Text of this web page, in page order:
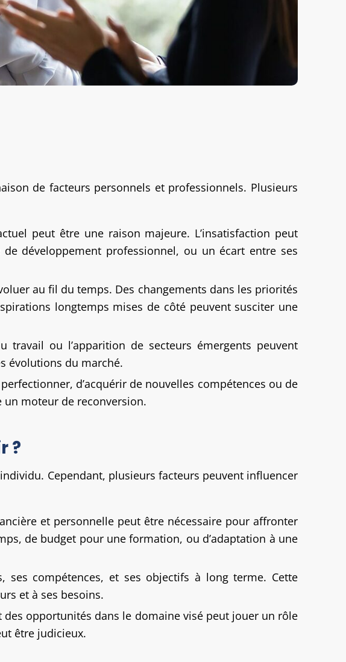
de facteurs personnels et professionnels. Plusieurs
peut être une raison majeure. L’insatisfaction peut
développement professionnel, ou un écart entre ses
au fil du temps. Des changements dans les priorités
longtemps mises de côté peuvent susciter une
ou l’apparition de secteurs émergents peuvent
évolutions du marché.
d’acquérir de nouvelles compétences ou de
moteur de reconversion.
?
Cependant, plusieurs facteurs peuvent influencer
et personnelle peut être nécessaire pour affronter
de budget pour une formation, ou d’adaptation à une
compétences, et ses objectifs à long terme. Cette
et à ses besoins.
des opportunités dans le domaine visé peut jouer un rôle
être judicieux.